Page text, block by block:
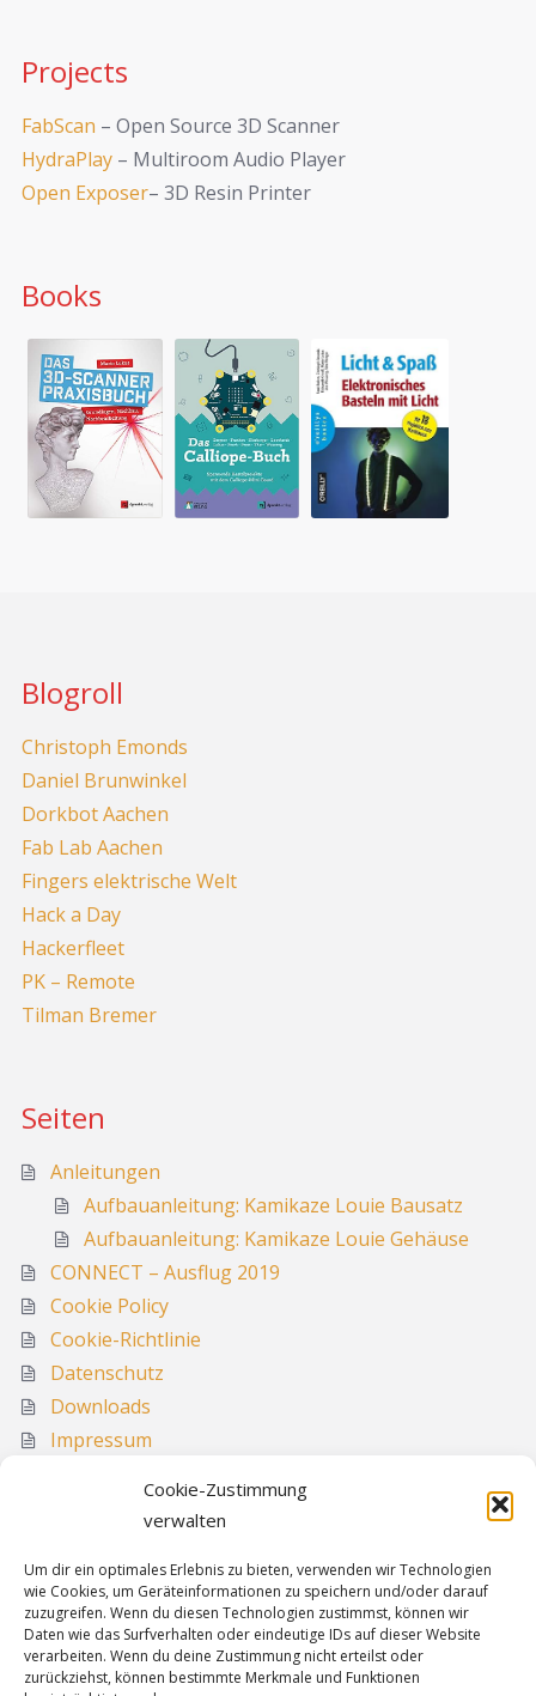
Cookie-Zustimmung
verwalten
Um dir ein optimales Erlebnis zu bieten, verwenden wir Technologien
wie Cookies, um Geräteinformationen zu speichern und/oder darauf
zuzugreifen. Wenn du diesen Technologien zustimmst, können wir
Daten wie das Surfverhalten oder eindeutige IDs auf dieser Website
verarbeiten. Wenn du deine Zustimmung nicht erteilst oder
zurückziehst, können bestimmte Merkmale und Funktionen
Projects
FabScan – Open Source 3D Scanner
HydraPlay – Multiroom Audio Player
Open Exposer– 3D Resin Printer
Books
Blogroll
Christoph Emonds
Daniel Brunwinkel
Dorkbot Aachen
Fab Lab Aachen
Fingers elektrische Welt
Hack a Day
Hackerfleet
PK – Remote
Tilman Bremer
Seiten
Anleitungen
Aufbauanleitung: Kamikaze Louie Bausatz
Aufbauanleitung: Kamikaze Louie Gehäuse
CONNECT – Ausflug 2019
Cookie Policy
Cookie-Richtlinie
Datenschutz
Downloads
Impressum
Informationen